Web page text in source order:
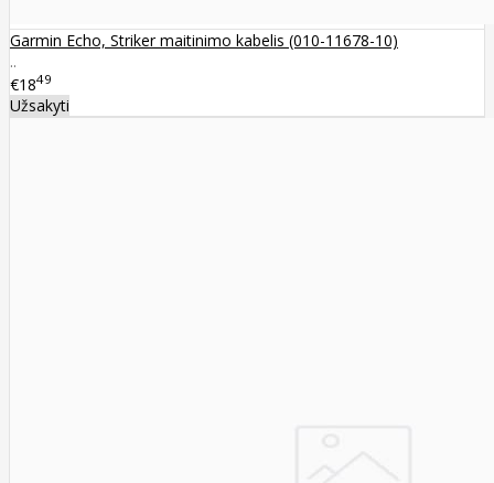
Garmin Echo, Striker maitinimo kabelis (010-11678-10)
..
€1849
Užsakyti